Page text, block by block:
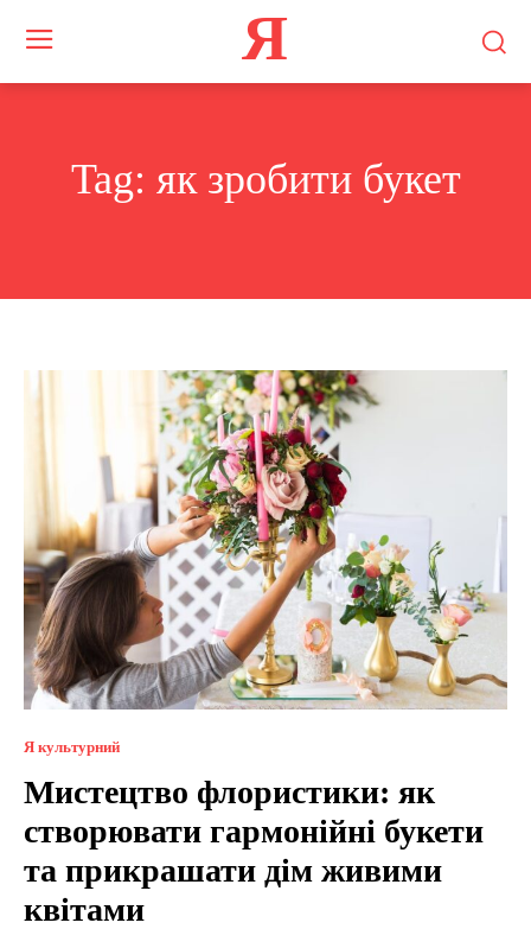
Я
Tag: як зробити букет
Я культурний
Мистецтво флористики: як
створювати гармонійні букети
та прикрашати дім живими
квітами